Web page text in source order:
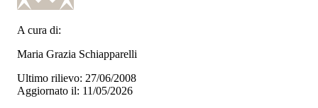
A cura di:
Maria Grazia Schiapparelli
Ultimo rilievo: 27/06/2008
Aggiornato il: 11/05/2026